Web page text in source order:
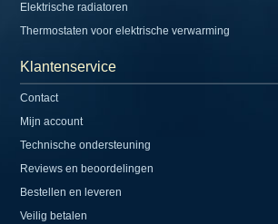
Elektrische radiatoren
Thermostaten voor elektrische verwarming
Klantenservice
Contact
Mijn account
Technische ondersteuning
Reviews en beoordelingen
Bestellen en leveren
Veilig betalen